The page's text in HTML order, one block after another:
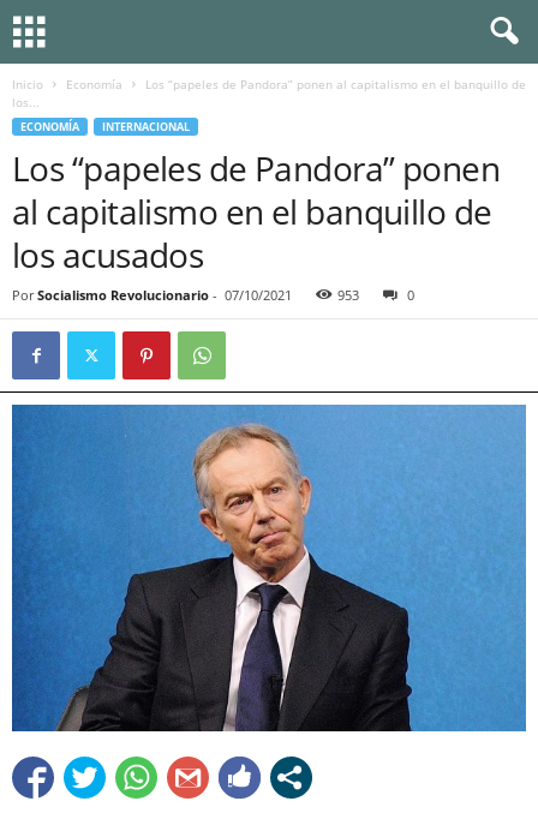
Inicio Economía
Los “papeles de Pandora” ponen al capitalismo en el banquillo de
los...
ECONOMÍA INTERNACIONAL
Los “papeles de Pandora” ponen
al capitalismo en el banquillo de
los acusados
Por Socialismo Revolucionario - 07/10/2021 953 0